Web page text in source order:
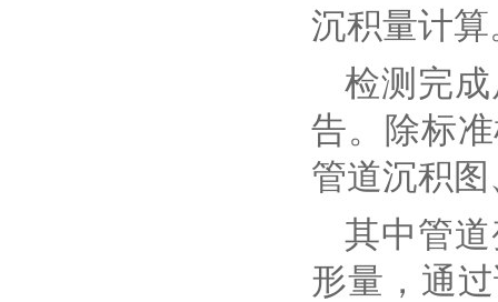
沉积量计算
检测完
告。除标
管道沉积
其中管
形量，通